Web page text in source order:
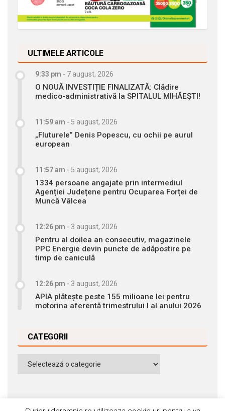
ULTIMELE ARTICOLE
9:33 pm - 7 august, 2026
O NOUĂ INVESTIȚIE FINALIZATĂ: Clădire
medico-administrativă la SPITALUL MIHĂEȘTI!
11:59 am - 5 august, 2026
„Fluturele” Denis Popescu, cu ochii pe aurul
european
11:57 am - 5 august, 2026
1334 persoane angajate prin intermediul
Agenției Județene pentru Ocuparea Forței de
Muncă Vâlcea
12:26 pm - 3 august, 2026
Pentru al doilea an consecutiv, magazinele
PPC Energie devin puncte de adăpostire pe
timp de caniculă
12:26 pm - 3 august, 2026
APIA plătește peste 155 milioane lei pentru
motorina aferentă trimestrului I al anului 2026
CATEGORII
Categorii